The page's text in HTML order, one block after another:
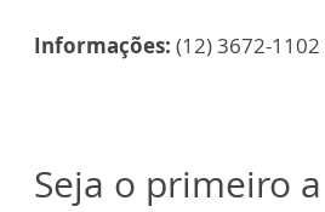
Informações: (12) 3672-
Seja o primeiro